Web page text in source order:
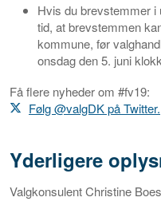
Hvis du brevstemmer i
tid, at brevstemmen
kommune, før
onsdag den 5. juni
Få flere nyheder om #fv19:
Følg @valgDK på Twitter.
Yderligere
Valgkonsulent Christine